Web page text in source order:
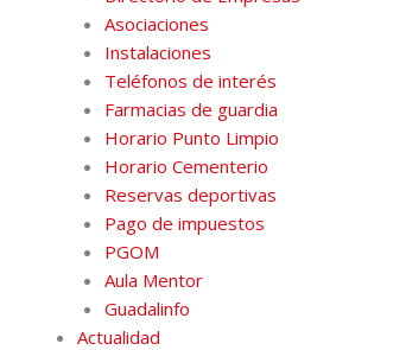
m
Asociaciones
Instalaciones
Teléfonos de interés
Farmacias de guardia
Horario Punto Limpio
Horario Cementerio
Reservas deportivas
Pago de impuestos
PGOM
Aula Mentor
Guadalinfo
Actualidad